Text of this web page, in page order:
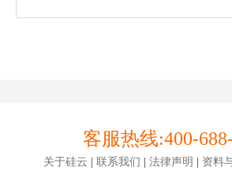
客服热线:400-
关于硅云 | 联系我们 | 法律声明 | 资料